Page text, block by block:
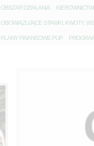
OBSZAR DZIAŁANIA K
OBOWIĄZUJĄCE STAWKI, KWOTY,
PLANY FINANSOWE PUP P